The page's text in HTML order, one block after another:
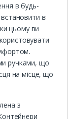
в будь-
в
цьому ви
ручками, що
на місце, що
з